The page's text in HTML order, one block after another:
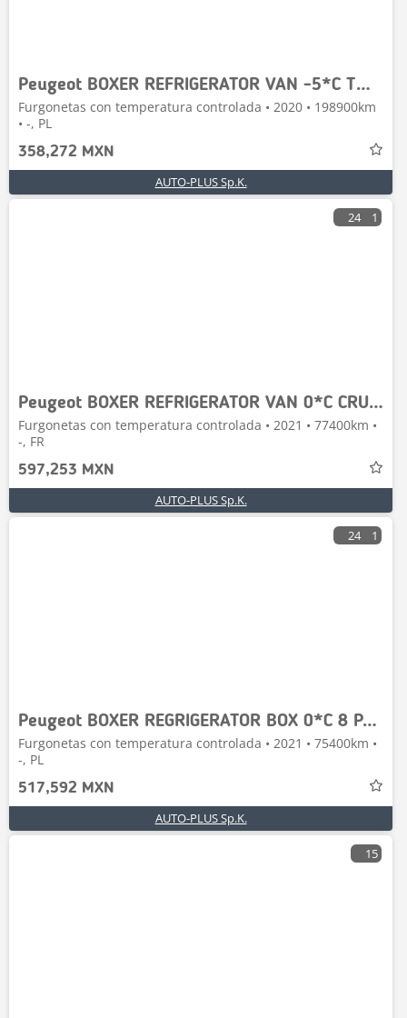
Peugeot BOXER REFRIGERATOR VAN -5*C TWO COMPARTMENTS
Furgonetas con temperatura controlada • 2020 • 198900km
• -, PL
358,272 MXN
AUTO-PLUS Sp.K.
24 1
Peugeot BOXER REFRIGERATOR VAN 0*C CRUISE CONTROL
Furgonetas con temperatura controlada • 2021 • 77400km •
-, FR
597,253 MXN
AUTO-PLUS Sp.K.
24 1
Peugeot BOXER REGRIGERATOR BOX 0*C 8 PALLETS
Furgonetas con temperatura controlada • 2021 • 75400km •
-, PL
517,592 MXN
AUTO-PLUS Sp.K.
15